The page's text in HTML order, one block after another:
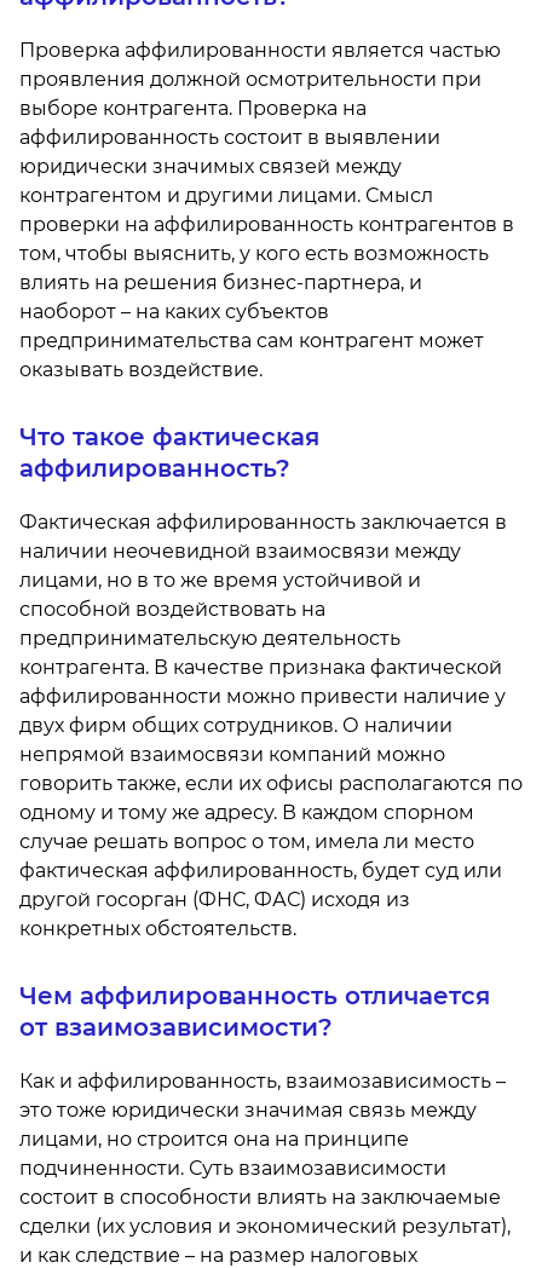
Проверка аффилированности является частью
проявления должной осмотрительности при
выборе контрагента. Проверка на
аффилированность состоит в выявлении
юридически значимых связей между
контрагентом и другими лицами. Смысл
проверки на аффилированность контрагентов в
том, чтобы выяснить, у кого есть возможность
влиять на решения бизнес-партнера, и
наоборот – на каких субъектов
предпринимательства сам контрагент может
оказывать воздействие.
Что такое фактическая
аффилированность?
Фактическая аффилированность заключается в
наличии неочевидной взаимосвязи между
лицами, но в то же время устойчивой и
способной воздействовать на
предпринимательскую деятельность
контрагента. В качестве признака фактической
аффилированности можно привести наличие у
двух фирм общих сотрудников. О наличии
непрямой взаимосвязи компаний можно
говорить также, если их офисы располагаются по
одному и тому же адресу. В каждом спорном
случае решать вопрос о том, имела ли место
фактическая аффилированность, будет суд или
другой госорган (ФНС, ФАС) исходя из
конкретных обстоятельств.
Чем аффилированность отличается
от взаимозависимости?
Как и аффилированность, взаимозависимость –
это тоже юридически значимая связь между
лицами, но строится она на принципе
подчиненности. Суть взаимозависимости
состоит в способности влиять на заключаемые
сделки (их условия и экономический результат),
и как следствие – на размер налоговых